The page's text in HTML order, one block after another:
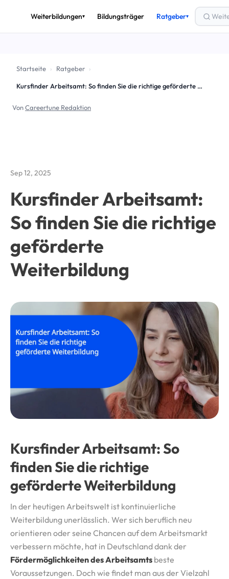
Weiterbildungen▾ Bildungsträger Ratgeber▾
💶
Startseite › Ratgeber ›
Kursfinder Arbeitsamt: So finden Sie die richtige geförderte Weiterbildung
VonCareertune Redaktion
Sep 12, 2025
Kursfinder Arbeitsamt:
So finden Sie die richtige
geförderte
Weiterbildung
Kursfinder Arbeitsamt: So
finden Sie die richtige
geförderte Weiterbildung
In der heutigen Arbeitswelt ist kontinuierliche
Weiterbildung unerlässlich. Wer sich beruflich neu
orientieren oder seine Chancen auf dem Arbeitsmarkt
verbessern möchte, hat in Deutschland dank der
Fördermöglichkeiten des Arbeitsamts beste
Voraussetzungen. Doch wie findet man aus der Vielzahl